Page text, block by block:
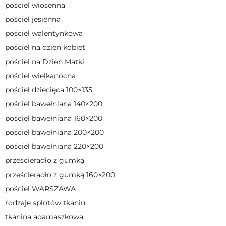
pościel wiosenna
pościel jesienna
pościel walentynkowa
pościel na dzień kobiet
pościel na Dzień Matki
pościel wielkanocna
pościel dziecięca 100×135
pościel bawełniana 140×200
pościel bawełniana 160×200
pościel bawełniana 200×200
pościel bawełniana 220×200
prześcieradło z gumką
prześcieradło z gumką 160×200
pościel WARSZAWA
rodzaje splotów tkanin
tkanina adamaszkowa